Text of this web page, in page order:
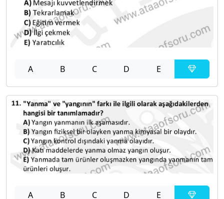
A B C D E
A B C D E